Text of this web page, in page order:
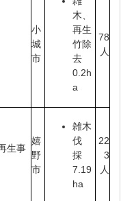
小
城
市
木、
再生
竹除
去
0.2h
a
78
人
生事
嬉
野
市
雑木
伐
採
7.19
ha
22
3
人